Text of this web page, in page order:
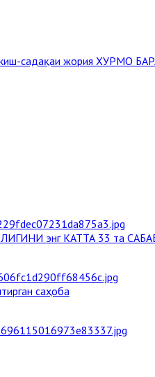
садақаи жория ХУРМО
энг КАТТА 33 та
саҳоба